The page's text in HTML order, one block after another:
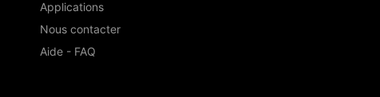
Applications
Nous contacter
Aide - FAQ